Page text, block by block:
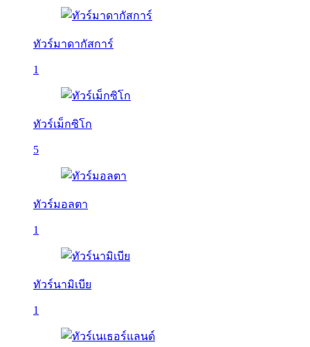
ทัวร์มาดากัสการ์
1
ทัวร์เม็กซิโก
5
ทัวร์มอลตา
1
ทัวร์นามิเบีย
1